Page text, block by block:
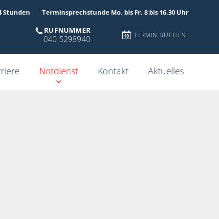
Stunden Terminsprechstunde Mo. bis Fr. 8 bis 16.30 Uhr
RUFNUMMER
040 5298940 TERMIN BUCHEN
Notdienst Kontakt Aktuelles